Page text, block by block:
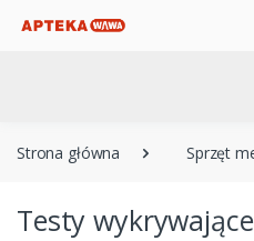
Strona główna Sprzęt
Testy